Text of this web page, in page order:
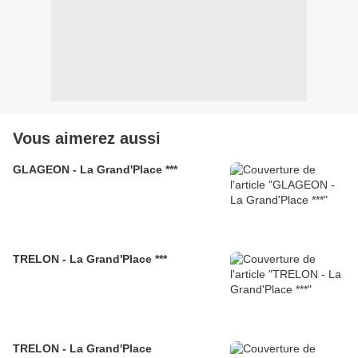
Vous aimerez aussi
GLAGEON - La Grand'Place ***
TRELON - La Grand'Place ***
TRELON - La Grand'Place